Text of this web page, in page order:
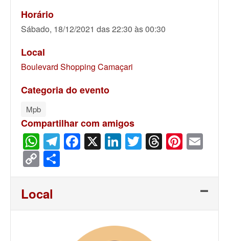
Horário
Sábado, 18/12/2021 das 22:30 às 00:30
Local
Boulevard Shopping Camaçari
Categoria do evento
Mpb
Compartilhar com amigos
WhatsApp
Telegram
Facebook
X LinkedIn
Twitter
Threads
Copy
Link
Local